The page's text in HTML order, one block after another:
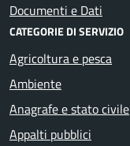
Documenti e Dati
CATEGORIE DI SERVIZIO
Agricoltura e pesca
Ambiente
Anagrafe e stato civile
Appalti pubblici